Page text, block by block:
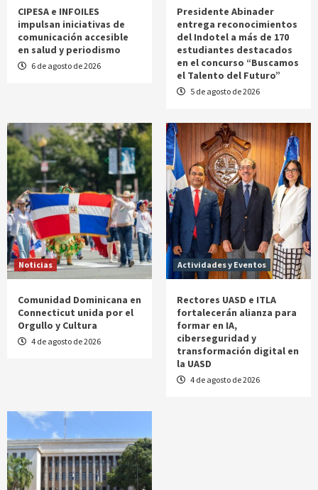
CIPESA e INFOILES
impulsan iniciativas de
comunicación accesible
en salud y periodismo
6 de agosto de 2026
Presidente Abinader
entrega reconocimientos
del Indotel a más de 170
estudiantes destacados
en el concurso “Buscamos
el Talento del Futuro”
5 de agosto de 2026
Noticias
Comunidad Dominicana en
Connecticut unida por el
Orgullo y Cultura
4 de agosto de 2026
Actividades y Eventos
Rectores UASD e ITLA
fortalecerán alianza para
formar en IA,
ciberseguridad y
transformación digital en
la UASD
4 de agosto de 2026